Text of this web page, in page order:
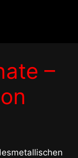
–